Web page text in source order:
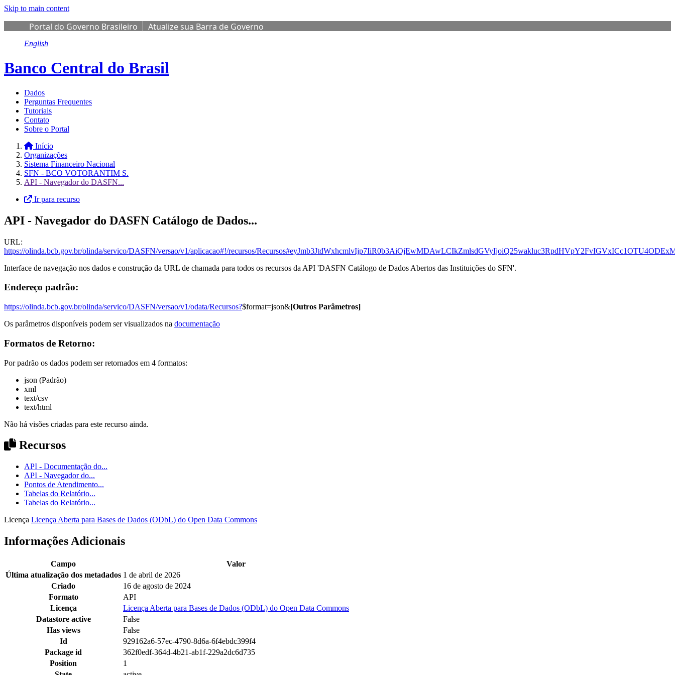
Skip to main content
Portal do Governo Brasileiro Atualize sua Barra de Governo
English
Banco Central do Brasil
Dados
Perguntas Frequentes
Tutoriais
Contato
Sobre o Portal
Início
Organizações
Sistema Financeiro Nacional
SFN - BCO VOTORANTIM S.
API - Navegador do DASFN...
Ir para recurso
API - Navegador do DASFN Catálogo de Dados...
URL:
https://olinda.bcb.gov.br/olinda/servico/DASFN/versao/v1/aplicacao#!/recursos/
Interface de navegação nos dados e construção da URL de chamada para todos os recursos da API 'DASFN Catálogo de Dados Abertos das Instituições do SFN'.
Endereço padrão:
https://olinda.bcb.gov.br/olinda/servico/DASFN/versao/v1/odata/Recursos?$format=json&[Outros Parâmetros]
Os parâmetros disponíveis podem ser visualizados na documentação
Formatos de Retorno:
Por padrão os dados podem ser retornados em 4 formatos:
json (Padrão)
xml
text/csv
text/html
Não há visões criadas para este recurso ainda.
Recursos
API - Documentação do...
API - Navegador do...
Pontos de Atendimento...
Tabelas do Relatório...
Tabelas do Relatório...
Licença Licença Aberta para Bases de Dados (ODbL) do Open Data Commons
Informações Adicionais
Campo
Valor
Última atualização dos metadados 1 de abril de 2026
Criado
16 de agosto de 2024
Formato
API
Licença
Licença Aberta para Bases de Dados (ODbL) do Open Data Commons
Datastore active
False
Has views
False
Id
929162a6-57ec-4790-8d6a-6f4ebdc399f4
Package id
362f0edf-364d-4b21-ab1f-229a2dc6d735
Position
1